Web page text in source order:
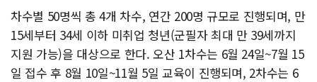
차수별 50명씩 총 4개 차수, 연간 200명 규모로 진행되며, 만
15세부터 34세 이하 미취업 청년(군필자 최대 만 39세까지
지원 가능)을 대상으로 한다. 오산 1차수는 6월 24일~7월 15
일 접수 후 8월 10일~11월 5일 교육이 진행되며, 2차수는 6